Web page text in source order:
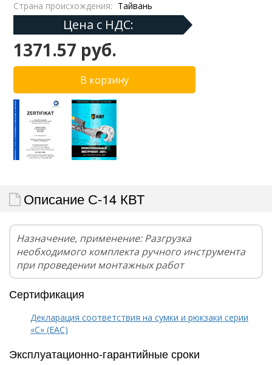
Страна происхождения: Тайвань
Цена с НДС:
1371.57 руб.
Описание С-14 КВТ
Назначение, применение: Разгрузка
необходимого комплекта ручного инструмента
при проведении монтажных работ
Сертификация
Декларация соответствия на сумки и рюкзаки серии
«С» (EAC)
Эксплуатационно-гарантийные сроки